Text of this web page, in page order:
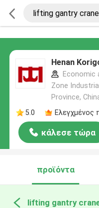
Henan
Economic
Zone
Province,
5.0
Ελεγχμένος
κάλεσε τώρα
προϊόντα